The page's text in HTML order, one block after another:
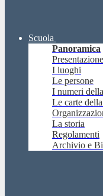
Scuola
Panoramica
Presentazione
I luoghi
Le persone
I numeri
Le carte
La storia
Regolamenti
Archivio e